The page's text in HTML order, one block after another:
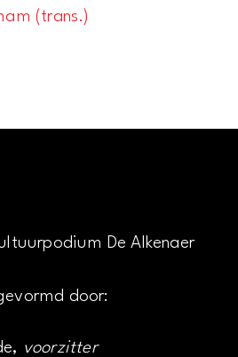
(trans.)
De Alkenaer
door:
voorzitter